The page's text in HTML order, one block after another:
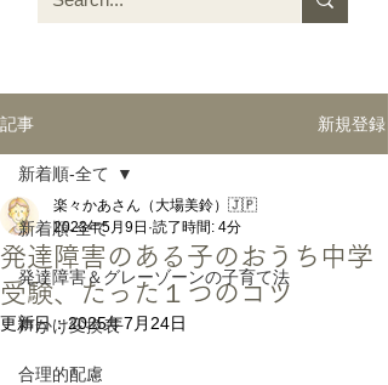
記事 新規登録
新着順-全て
発達障害＆グレーゾーンの子育て法
声かけ変換表
合理的配慮
新着順-全て
発達障害のある子のおうち中学
受験、たった１つのコツ
楽々かあさん（大場美鈴）🇯🇵
2023年5月9日 読了時間: 4分
更新日：2025年7月24日